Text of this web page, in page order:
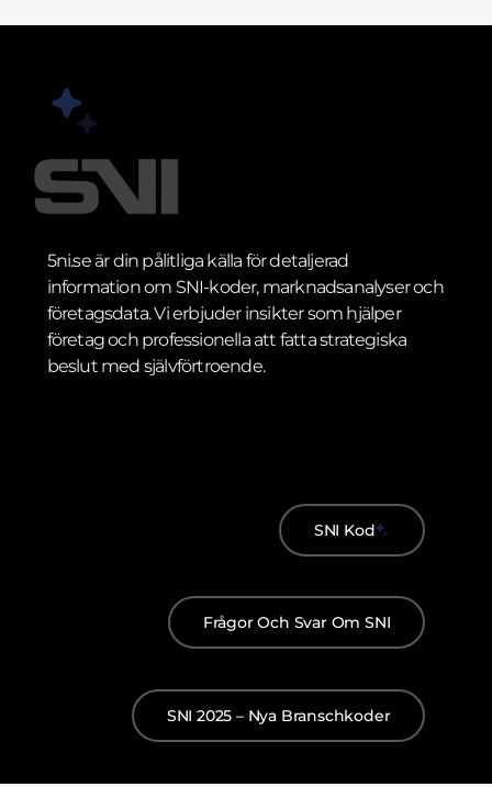
5ni.se är din pålitliga källa för detaljerad
information om SNI-koder, marknadsanalyser och
företagsdata. Vi erbjuder insikter som hjälper
företag och professionella att fatta strategiska
beslut med självförtroende.
SNI Kod
Frågor Och Svar Om SNI
SNI 2025 – Nya Branschkoder